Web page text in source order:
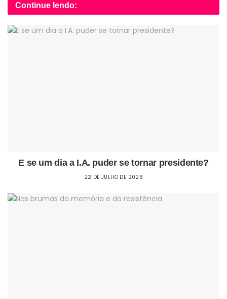
Continue lendo:
E se um dia a I.A. puder se tornar presidente?
22 DE JULHO DE 2026